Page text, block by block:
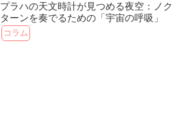
プラハの天文時計が見つめる夜空：ノク
ターンを奏でるための「宇宙の呼吸」
コラム